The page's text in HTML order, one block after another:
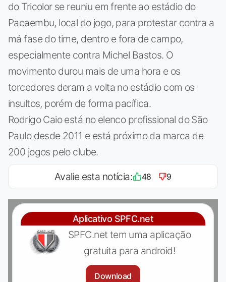
do Tricolor se reuniu em frente ao estádio do
Pacaembu, local do jogo, para protestar contra a
má fase do time, dentro e fora de campo,
especialmente contra Michel Bastos. O
movimento durou mais de uma hora e os
torcedores deram a volta no estádio com os
insultos, porém de forma pacífica.
Rodrigo Caio está no elenco profissional do São
Paulo desde 2011 e está próximo da marca de
200 jogos pelo clube.
Avalie esta notícia: 48 9
Aplicativo SPFC.net
SPFC.net tem uma aplicação
gratuita para android!
Download